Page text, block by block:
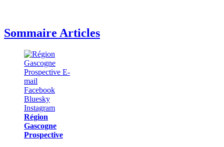
Sommaire Articles
Région
Gascogne
Prospective